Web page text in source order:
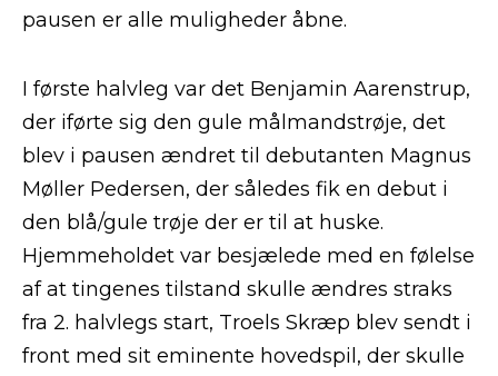
pausen er alle muligheder åbne.
I første halvleg var det Benjamin Aarenstrup,
der iførte sig den gule målmandstrøje, det
blev i pausen ændret til debutanten Magnus
Møller Pedersen, der således fik en debut i
den blå/gule trøje der er til at huske.
Hjemmeholdet var besjælede med en følelse
af at tingenes tilstand skulle ændres straks
fra 2. halvlegs start, Troels Skræp blev sendt i
front med sit eminente hovedspil, der skulle